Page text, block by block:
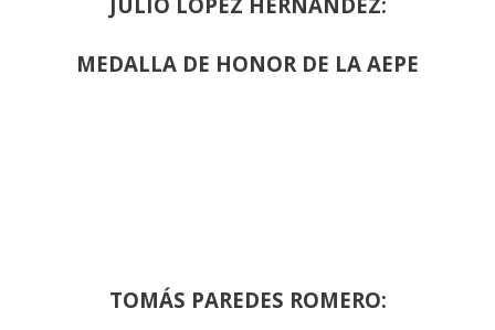
MEDALLA DE HONOR DE LA AEPE
TOMÁS PAREDES ROMERO: